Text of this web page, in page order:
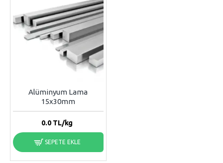
Alüminyum Lama
15x30mm
0.0TL/kg
SEPETE EKLE